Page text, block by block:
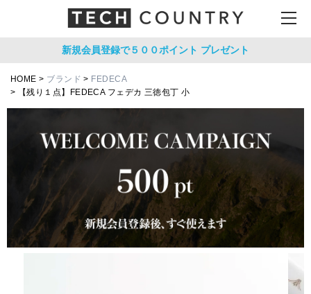
新規会員登録で５００ポイント プレゼント
HOME ブランド
FEDECA
【残り１点】FEDECA フェデカ 三徳包丁 小